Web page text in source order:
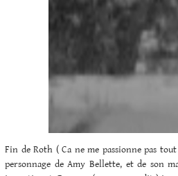
Fin de Roth ( Ca ne me passionne pas
personnage de Amy Bellette, et de son